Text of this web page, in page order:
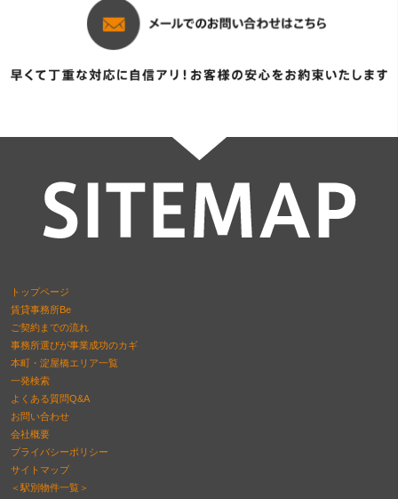
トップページ
賃貸事務所Be
ご契約までの流れ
事務所選びが事業成功のカギ
本町・淀屋橋エリア一覧
一発検索
よくある質問Q&A
お問い合わせ
会社概要
プライバシーポリシー
サイトマップ
＜駅別物件一覧＞